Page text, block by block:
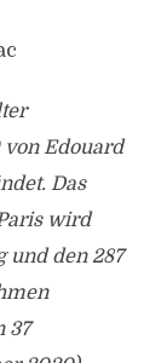
von Edouard
Das
wird
und den 287
37